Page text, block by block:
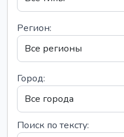
Регион:
Город:
Поиск по тексту: